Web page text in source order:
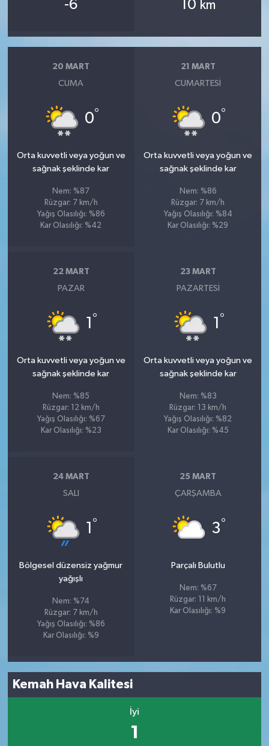
-6 10 km
20 MART
CUMA
0°
Orta kuvvetli veya yoğun ve
sağnak şeklinde kar
Nem: %87
Rüzgar: 7 km/h
Yağış Olasılığı: %86
Kar Olasılığı: %42
21 MART
CUMARTESI
0°
Orta kuvvetli veya yoğun ve
sağnak şeklinde kar
Nem: %86
Rüzgar: 7 km/h
Yağış Olasılığı: %84
Kar Olasılığı: %29
22 MART
PAZAR
1 °
Orta kuvvetli veya yoğun ve
sağnak şeklinde kar
Nem: %85
Rüzgar: 12 km/h
Yağış Olasılığı: %67
Kar Olasılığı: %23
23 MART
PAZARTESI
1 °
Orta kuvvetli veya yoğun ve
sağnak şeklinde kar
Nem: %83
Rüzgar: 13 km/h
Yağış Olasılığı: %82
Kar Olasılığı: %45
24 MART
SALI
1 °
Bölgesel düzensiz yağmur
yağışlı
Nem: %74
Rüzgar: 7 km/h
Yağış Olasılığı: %86
Kar Olasılığı: %9
25 MART
ÇARŞAMBA
3°
Parçalı Bulutlu
Nem: %67
Rüzgar: 11 km/h
Kar Olasılığı: %9
Kemah Hava Kalitesi
İyi
1